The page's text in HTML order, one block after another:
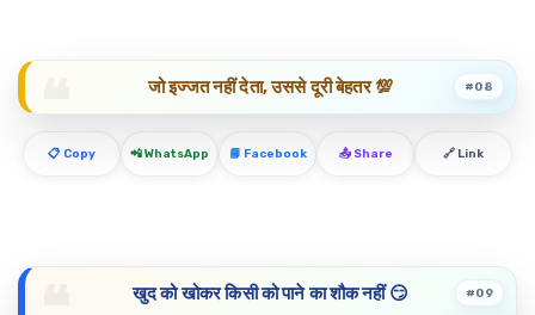
जो इज्जत नहीं देता, उससे दूरी बेहतर 💯 #08
📋 Copy 📲 WhatsApp 📘 Facebook 📤 Share 🔗 Link
खुद को खोकर किसी को पाने का शौक नहीं 😏 #09